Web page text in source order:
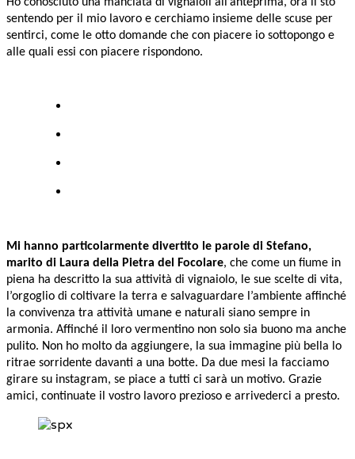
sentendo per il mio lavoro e cerchiamo insieme delle scuse per
sentirci, come le otto domande che con piacere io sottopongo e
alle quali essi con piacere rispondono.
Mi hanno particolarmente divertito le parole di Stefano,
marito di Laura della Pietra del Focolare, che come un fiume in
piena ha descritto la sua attività di vignaiolo, le sue scelte di vita,
l’orgoglio di coltivare la terra e salvaguardare l’ambiente affinché
la convivenza tra attività umane e naturali siano sempre in
armonia. Affinché il loro vermentino non solo sia buono ma anche
pulito. Non ho molto da aggiungere, la sua immagine più bella lo
ritrae sorridente davanti a una botte. Da due mesi la facciamo
girare su instagram, se piace a tutti ci sarà un motivo. Grazie
amici, continuate il vostro lavoro prezioso e arrivederci a presto.